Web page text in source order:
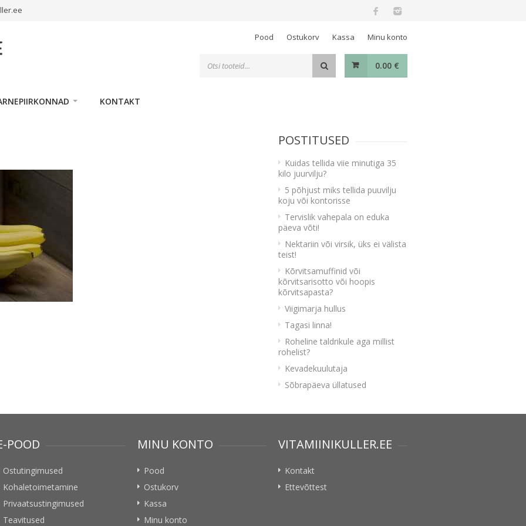
Pood Ostukorv Kassa Minu konto
0.00 €
KONTAKT
POSTITUSED
Kuidas tellida viie minutiga 35
kilo juurvilju?
5 põhjust miks tellida puuvilju
koju või kontorisse
Tervislik vahepala on eduka
päeva võti!
Nektariin või virsik, üks ei välista
teist!
Kõrvitsamuffinid või
kõrvitsarisotto või hoopis
kõrvitsapasta?
Viigimarja hullus
Tagasi linna!
Roheline taldrikule aga millist
rohelist?
Kevadekuulutaja
Sõbrapäeva üllatused
POOD
Ostutingimused
Kohaletoimetamine
Privaatsustingimused
Teavitused
MINU KONTO
Pood
Ostukorv
Kassa
Minu konto
VITAMIINIKULLER.EE
Kontakt
Ettevõttest